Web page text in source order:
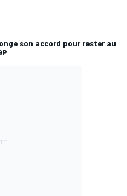
son accord pour rester au